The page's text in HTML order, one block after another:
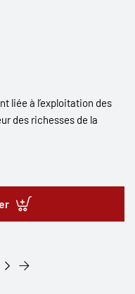
liée à l’exploitation des
des richesses de la